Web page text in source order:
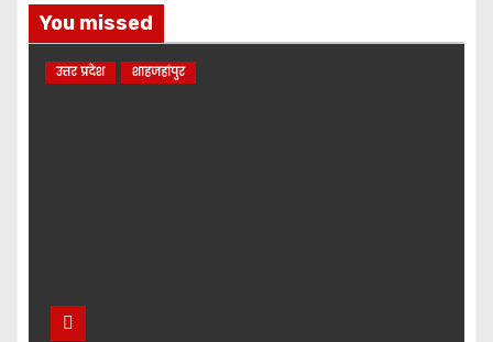
You missed
उत्तर प्रदेश शाहजहांपुर